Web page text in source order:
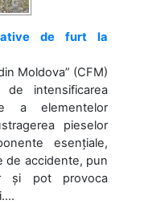
de furt la
Moldova” (CFM)
intensificarea
a elementelor
pieselor
esențiale,
de accidente, pun
și pot provoca